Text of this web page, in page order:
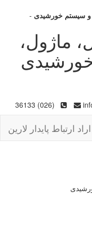
و سیستم خورشیدی -
ماژول،
(026) 36133